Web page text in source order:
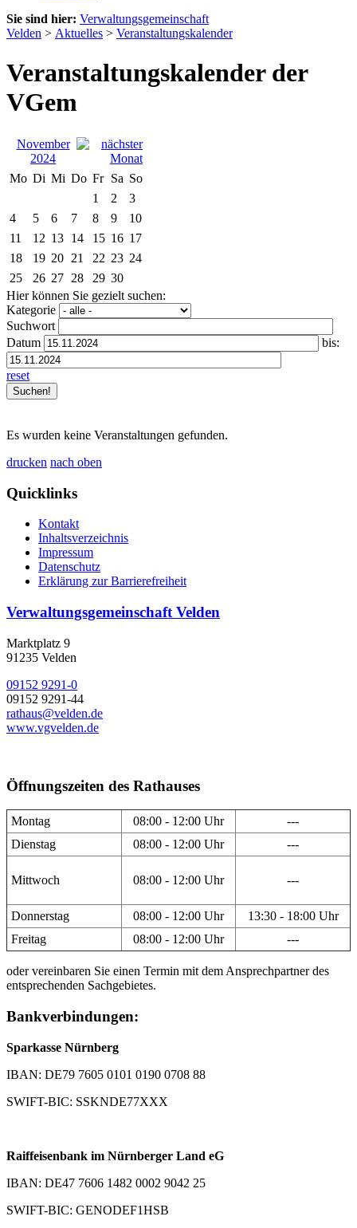
Sie sind hier: Verwaltungsgemeinschaft
Velden > Aktuelles > Veranstaltungskalender
Veranstaltungskalender der
VGem
November
2024
Mo Di Mi Do Fr Sa So
1
2
3
4
5 6 7 8 9
10
11
12 13 14 15 16 17
18
19 20 21 22 23 24
25
26 27 28 29 30
Hier können Sie gezielt suchen:
Kategorie
Suchwort
Datum
bis:
reset
Es wurden keine Veranstaltungen gefunden.
drucken nach oben
Quicklinks
Kontakt
Inhaltsverzeichnis
Impressum
Datenschutz
Erklärung zur Barrierefreiheit
Verwaltungsgemeinschaft Velden
Marktplatz 9
91235 Velden
09152 9291-0
09152 9291-44
rathaus@velden.de
www.vgvelden.de
Öffnungszeiten des Rathauses
Montag 08:00 - 12:00 Uhr
---
Dienstag
08:00 - 12:00 Uhr ---
Mittwoch 08:00 - 12:00 Uhr ---
Donnerstag 08:00 - 12:00 Uhr
13:30 - 18:00 Uhr
Freitag
08:00 - 12:00 Uhr ---
oder vereinbaren Sie einen Termin mit dem Ansprechpartner des
entsprechenden Sachgebietes.
Bankverbindungen:
Sparkasse Nürnberg
IBAN: DE79 7605 0101 0190 0708 88
SWIFT-BIC: SSKNDE77XXX
Raiffeisenbank im Nürnberger Land eG
IBAN: DE47 7606 1482 0002 9042 25
SWIFT-BIC: GENODEF1HSB